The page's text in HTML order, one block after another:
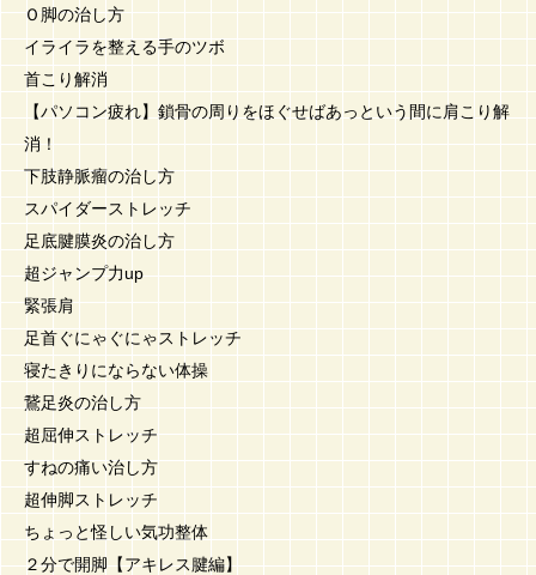
Ｏ脚の治し方
イライラを整える手のツボ
首こり解消
【パソコン疲れ】鎖骨の周りをほぐせばあっという間に肩こり解
消！
下肢静脈瘤の治し方
スパイダーストレッチ
足底腱膜炎の治し方
超ジャンプ力up
緊張肩
足首ぐにゃぐにゃストレッチ
寝たきりにならない体操
鵞足炎の治し方
超屈伸ストレッチ
すねの痛い治し方
超伸脚ストレッチ
ちょっと怪しい気功整体
２分で開脚【アキレス腱編】